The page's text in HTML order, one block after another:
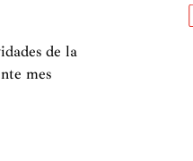
de la
mes